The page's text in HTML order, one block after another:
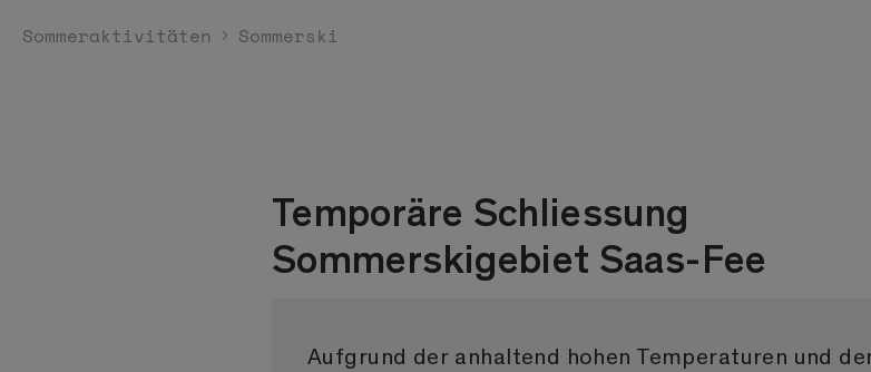
Sommeraktivitäten Sommerski
Temporäre Schliessung
Sommerskigebiet Saas-Fee
Aufgrund der anhaltend hohen Temperaturen und